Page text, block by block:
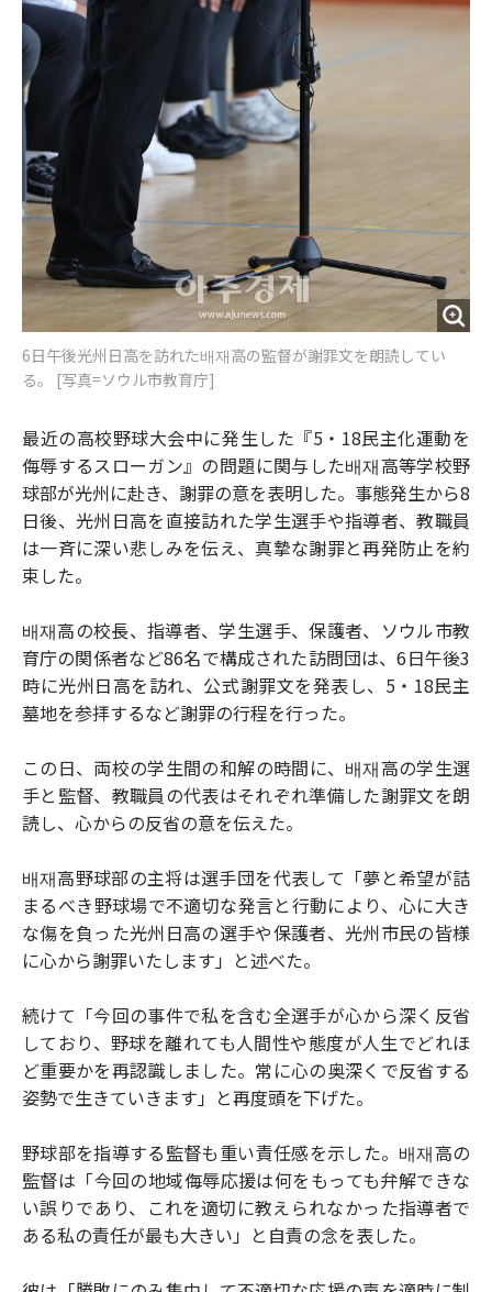
6日午後光州日高を訪れた배재高の監督が謝罪文を朗読してい
る。 [写真=ソウル市教育庁]
最近の高校野球大会中に発生した『5・18民主化運動を
侮辱するスローガン』の問題に関与した배재高等学校野
球部が光州に赴き、謝罪の意を表明した。事態発生から8
日後、光州日高を直接訪れた学生選手や指導者、教職員
は一斉に深い悲しみを伝え、真摯な謝罪と再発防止を約
束した。
배재高の校長、指導者、学生選手、保護者、ソウル市教
育庁の関係者など86名で構成された訪問団は、6日午後3
時に光州日高を訪れ、公式謝罪文を発表し、5・18民主
墓地を参拝するなど謝罪の行程を行った。
この日、両校の学生間の和解の時間に、배재高の学生選
手と監督、教職員の代表はそれぞれ準備した謝罪文を朗
読し、心からの反省の意を伝えた。
배재高野球部の主将は選手団を代表して「夢と希望が詰
まるべき野球場で不適切な発言と行動により、心に大き
な傷を負った光州日高の選手や保護者、光州市民の皆様
に心から謝罪いたします」と述べた。
続けて「今回の事件で私を含む全選手が心から深く反省
しており、野球を離れても人間性や態度が人生でどれほ
ど重要かを再認識しました。常に心の奥深くで反省する
姿勢で生きていきます」と再度頭を下げた。
野球部を指導する監督も重い責任感を示した。배재高の
監督は「今回の地域侮辱応援は何をもっても弁解できな
い誤りであり、これを適切に教えられなかった指導者で
ある私の責任が最も大きい」と自責の念を表した。